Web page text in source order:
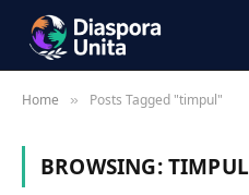
Home » Posts Tagged "timpul"
BROWSING:TIMPUL